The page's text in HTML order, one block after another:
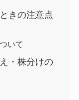
きの注意点
いて
・株分けの